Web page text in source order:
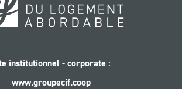
institutionnel - corporate :
www.groupecif.coop